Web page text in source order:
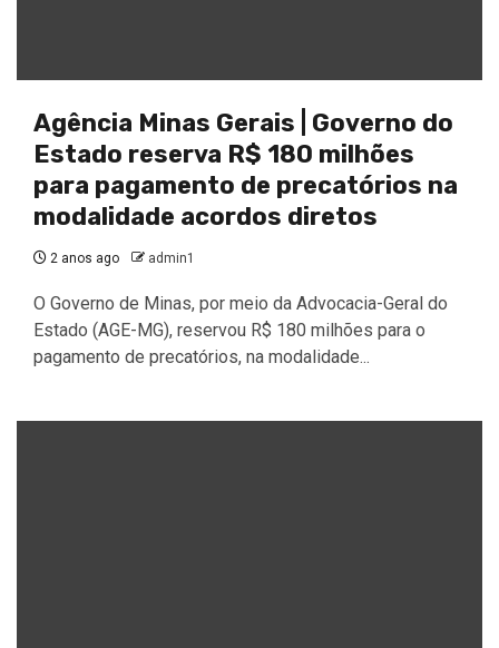
Agência Minas Gerais | Governo do
Estado reserva R$ 180 milhões
para pagamento de precatórios na
modalidade acordos diretos
2 anos ago admin1
O Governo de Minas, por meio da Advocacia-Geral do
Estado (AGE-MG), reservou R$ 180 milhões para o
pagamento de precatórios, na modalidade...